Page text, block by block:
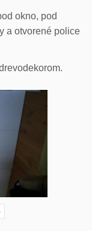
okno, pod
a otvorené police